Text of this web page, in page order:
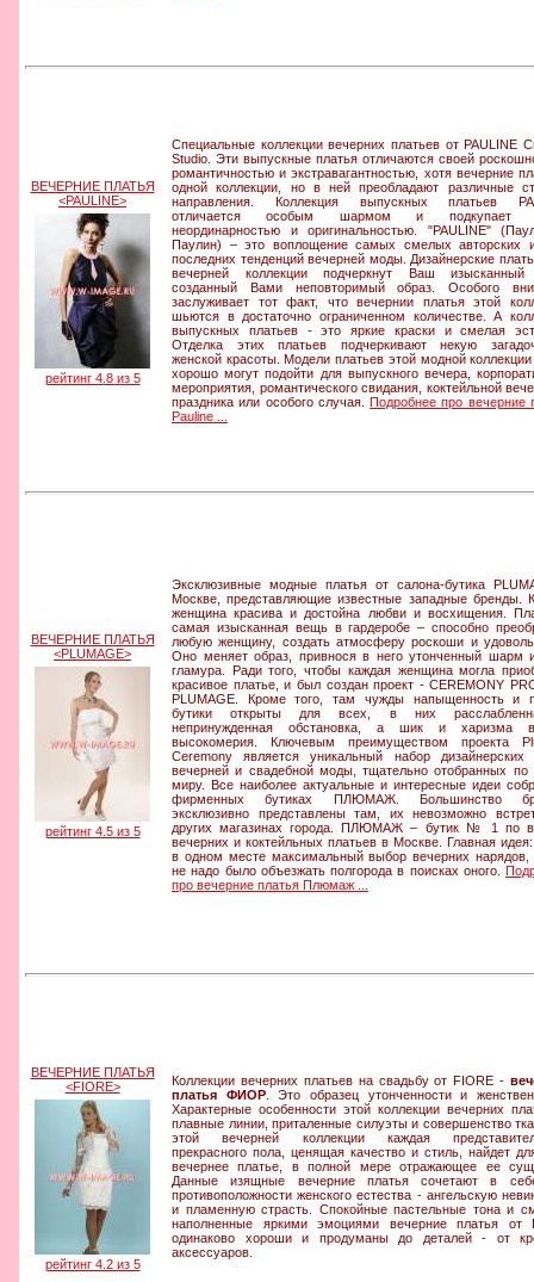
ВЕЧЕРНИЕ ПЛАТЬЯ
<PAULINE>
рейтинг 4.8 из 5
Специальные коллекции вечерних платьев от PAULINE
Studio. Эти выпускные платья отличаются своей
романтичностью и экстравагантностью, хотя вечерние
одной коллекции, но в ней преобладают различные
направления. Коллекция выпускных платьев
отличается особым шармом и подкупает
неординарностью и оригинальностью. "PAULINE"
Паулин) – это воплощение самых смелых авторских
последних тенденций вечерней моды. Дизайнерские
вечерней коллекции подчеркнут Ваш изысканный
созданный Вами неповторимый образ. Особого
заслуживает тот факт, что вечернии платья этой
шьются в достаточно ограниченном количестве. А
выпускных платьев - это яркие краски и смелая
Отделка этих платьев подчеркивают некую
женской красоты. Модели платьев этой модной
хорошо могут подойти для выпускного вечера,
мероприятия, романтического свидания, коктейльной
праздника или особого случая.Подробнее про вечерние
Pauline ...
ВЕЧЕРНИЕ ПЛАТЬЯ
<PLUMAGE>
рейтинг 4.5 из 5
Эксклюзивные модные платья от салона-бутика
Москве, представляющие известные западные бренды.
женщина красива и достойна любви и восхищения.
самая изысканная вещь в гардеробе – способно
любую женщину, создать атмосферу роскоши и
Оно меняет образ, привнося в него утонченный шарм
гламура. Ради того, чтобы каждая женщина могла
красивое платье, и был создан проект - CEREMONY
PLUMAGE. Кроме того, там чужды напыщенность и
бутики открыты для всех, в них
непринужденная обстановка, а шик и харизма
высокомерия. Ключевым преимуществом проекта
Ceremony является уникальный набор дизайнерских
вечерней и свадебной моды, тщательно отобранных по
миру. Все наиболее актуальные и интересные идеи
фирменных бутиках ПЛЮМАЖ. Большинство
эксклюзивно представлены там, их невозможно
других магазинах города. ПЛЮМАЖ – бутик № 1 по
вечерних и коктейльных платьев в Москве. Главная
в одном месте максимальный выбор вечерних нарядов,
не надо было объезжать полгорода в поисках оного.
про вечерние платья Плюмаж ...
ВЕЧЕРНИЕ ПЛАТЬЯ
<FIORE>
рейтинг 4.2 из 5
Коллекции вечерних платьев на свадьбу от FIORE -
платья ФИОР. Это образец утонченности и
Характерные особенности этой коллекции вечерних
плавные линии, приталенные силуэты и совершенство
этой вечерней коллекции каждая
прекрасного пола, ценящая качество и стиль, найдет
вечернее платье, в полной мере отражающее ее
Данные изящные вечерние платья сочетают в
противоположности женского естества - ангельскую
и пламенную страсть. Спокойные пастельные тона и
наполненные яркими эмоциями вечерние платья от
одинаково хороши и продуманы до деталей - от
аксессуаров.